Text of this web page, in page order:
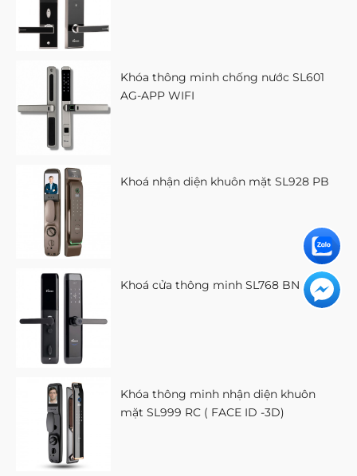
Khóa thông minh chống nước SL601
AG-APP WIFI
Khoá nhận diện khuôn mặt SL928 PB
Khoá cửa thông minh SL768 BN
Khóa thông minh nhận diện khuôn
mặt SL999 RC ( FACE ID -3D)